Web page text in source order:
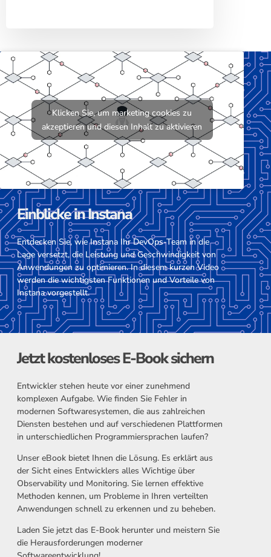
Klicken Sie, um marketing cookies zu
akzeptieren und diesen Inhalt zu aktivieren
Einblicke in Instana
Entdecken Sie, wie Instana Ihr DevOps-Team in die
Lage versetzt, die Leistung und Geschwindigkeit von
Anwendungen zu optimieren. In diesem kurzen Video
werden die wichtigsten Funktionen und Vorteile von
Instana vorgestellt.
Jetzt kostenloses E-Book sichern
Entwickler stehen heute vor einer zunehmend
komplexen Aufgabe. Wie finden Sie Fehler in
modernen Softwaresystemen, die aus zahlreichen
Diensten bestehen und auf verschiedenen Plattformen
in unterschiedlichen Programmiersprachen laufen?
Unser eBook bietet Ihnen die Lösung. Es erklärt aus
der Sicht eines Entwicklers alles Wichtige über
Observability und Monitoring. Sie lernen effektive
Methoden kennen, um Probleme in Ihren verteilten
Anwendungen schnell zu erkennen und zu beheben.
Laden Sie jetzt das E-Book herunter und meistern Sie
die Herausforderungen moderner